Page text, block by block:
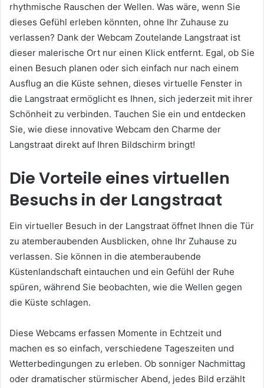
rhythmische Rauschen der Wellen. Was wäre, wenn Sie
dieses Gefühl erleben könnten, ohne Ihr Zuhause zu
verlassen? Dank der Webcam Zoutelande Langstraat ist
dieser malerische Ort nur einen Klick entfernt. Egal, ob Sie
einen Besuch planen oder sich einfach nur nach einem
Ausflug an die Küste sehnen, dieses virtuelle Fenster in
die Langstraat ermöglicht es Ihnen, sich jederzeit mit ihrer
Schönheit zu verbinden. Tauchen Sie ein und entdecken
Sie, wie diese innovative Webcam den Charme der
Langstraat direkt auf Ihren Bildschirm bringt!
Die Vorteile eines virtuellen
Besuchs in der Langstraat
Ein virtueller Besuch in der Langstraat öffnet Ihnen die Tür
zu atemberaubenden Ausblicken, ohne Ihr Zuhause zu
verlassen. Sie können in die atemberaubende
Küstenlandschaft eintauchen und ein Gefühl der Ruhe
spüren, während Sie beobachten, wie die Wellen gegen
die Küste schlagen.
Diese Webcams erfassen Momente in Echtzeit und
machen es so einfach, verschiedene Tageszeiten und
Wetterbedingungen zu erleben. Ob sonniger Nachmittag
oder dramatischer stürmischer Abend, jedes Bild erzählt